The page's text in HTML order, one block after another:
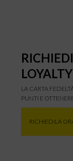
LA CARTA
PUNTI E
RICHIEDILA